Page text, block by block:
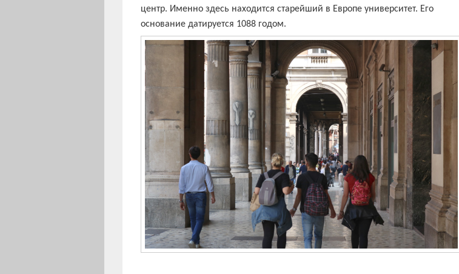
центр. Именно здесь находится старейший в Европе университет. Его
основание датируется 1088 годом.